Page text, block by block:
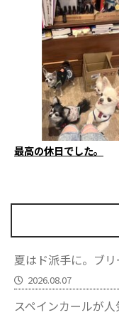
最高の休日でした。
夏はド派手に。ブ
2026.08.07
スペインカールが